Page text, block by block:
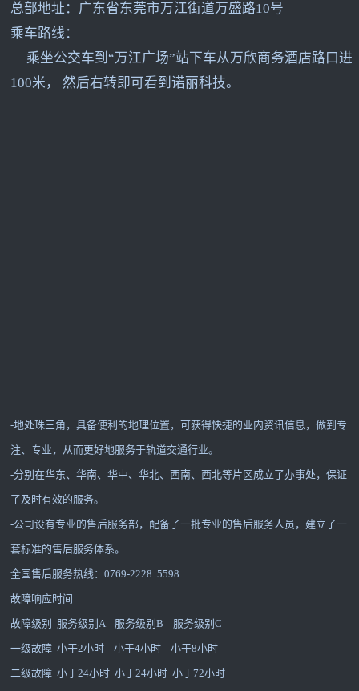
总部地址：广东省东莞市万江街道万盛路10号
乘车路线：
乘坐公交车到“万江广场”站下车从万欣商务酒店路口进
100米， 然后右转即可看到诺丽科技。
-地处珠三角，具备便利的地理位置，可获得快捷的业内资讯信息，做到专
注、专业，从而更好地服务于轨道交通行业。
-分别在华东、华南、华中、华北、西南、西北等片区成立了办事处，保证
了及时有效的服务。
-公司设有专业的售后服务部，配备了一批专业的售后服务人员，建立了一
套标准的售后服务体系。
全国售后服务热线：0769-2228 5598
故障响应时间
故障级别 服务级别A 服务级别B 服务级别C
一级故障 小于2小时 小于4小时 小于8小时
二级故障 小于24小时 小于24小时 小于72小时